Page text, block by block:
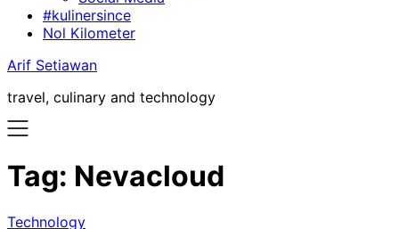
#kulinersince
Nol Kilometer
Arif Setiawan
travel, culinary and technology
Tag: Nevacloud
Technology